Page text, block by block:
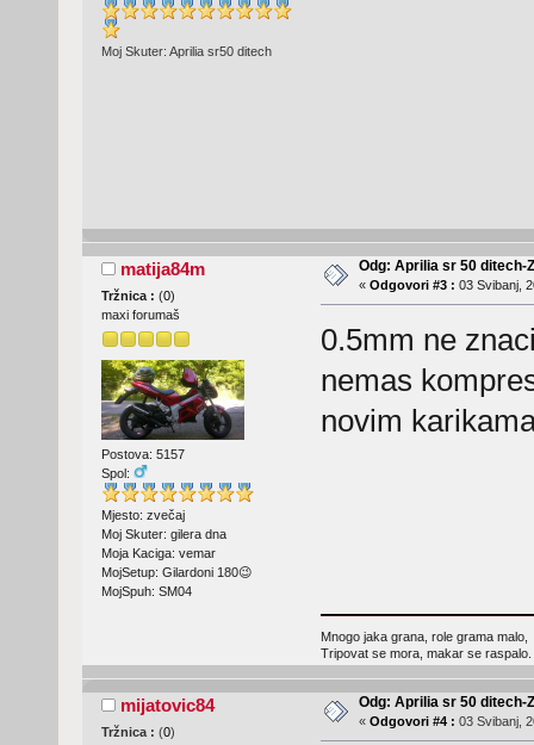
Moj Skuter: Aprilia sr50 ditech
matija84m
Tržnica : (0)
maxi forumaš
Postova: 5157
Spol:
Mjesto: zvečaj
Moj Skuter: gilera dna
Moja Kaciga: vemar
MojSetup: Gilardoni 180😉
MojSpuh: SM04
Odg: Aprilia sr 50 ditech-
« Odgovori #3 : 03 Svibanj,
0.5mm ne
nemas
novim
Mnogo jaka grana, role grama malo,
Tripovat se mora, makar se raspalo.
mijatovic84
Tržnica : (0)
Odg: Aprilia sr 50 ditech-
« Odgovori #4 : 03 Svibanj,